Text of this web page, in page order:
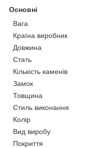
Основні
Вага
Країна виробник
Довжина
Стать
Кількість каменів
Замок
Товщина
Стиль виконання
Колір
Вид виробу
Покриття